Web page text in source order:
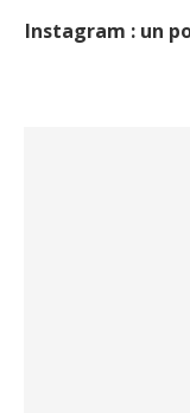
Instagram : un